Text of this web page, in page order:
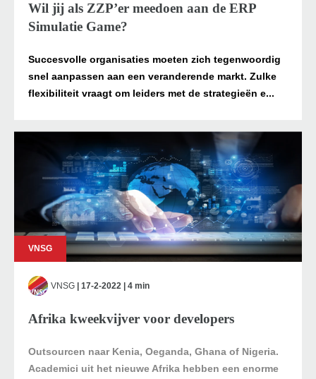
Wil jij als ZZP’er meedoen aan de ERP
Simulatie Game?
Succesvolle organisaties moeten zich tegenwoordig
snel aanpassen aan een veranderende markt. Zulke
flexibiliteit vraagt om leiders met de strategieën e...
VNSG
VNSG | 17-2-2022 | 4 min
Afrika kweekvijver voor developers
Outsourcen naar Kenia, Oeganda, Ghana of Nigeria.
Academici uit het nieuwe Afrika hebben een enorme